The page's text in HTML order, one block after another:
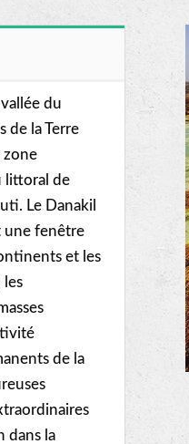
du
de la Terre
zone
littoral de
Le Danakil
une fenêtre
et les
les
de la
dans la